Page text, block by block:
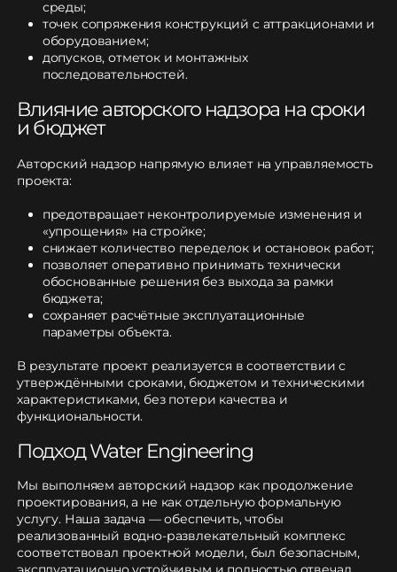
среды;
точек сопряжения конструкций с аттракционами и
оборудованием;
допусков, отметок и монтажных
последовательностей.
Влияние авторского надзора на сроки
и бюджет
Авторский надзор напрямую влияет на управляемость
проекта:
предотвращает неконтролируемые изменения и
«упрощения» на стройке;
снижает количество переделок и остановок работ;
позволяет оперативно принимать технически
обоснованные решения без выхода за рамки
бюджета;
сохраняет расчётные эксплуатационные
параметры объекта.
В результате проект реализуется в соответствии с
утверждёнными сроками, бюджетом и техническими
характеристиками, без потери качества и
функциональности.
ПодходWater Engineering
Мы выполняем авторский надзор как продолжение
проектирования, а не как отдельную формальную
услугу. Наша задача — обеспечить, чтобы
реализованный водно-развлекательный комплекс
соответствовал проектной модели, был безопасным,